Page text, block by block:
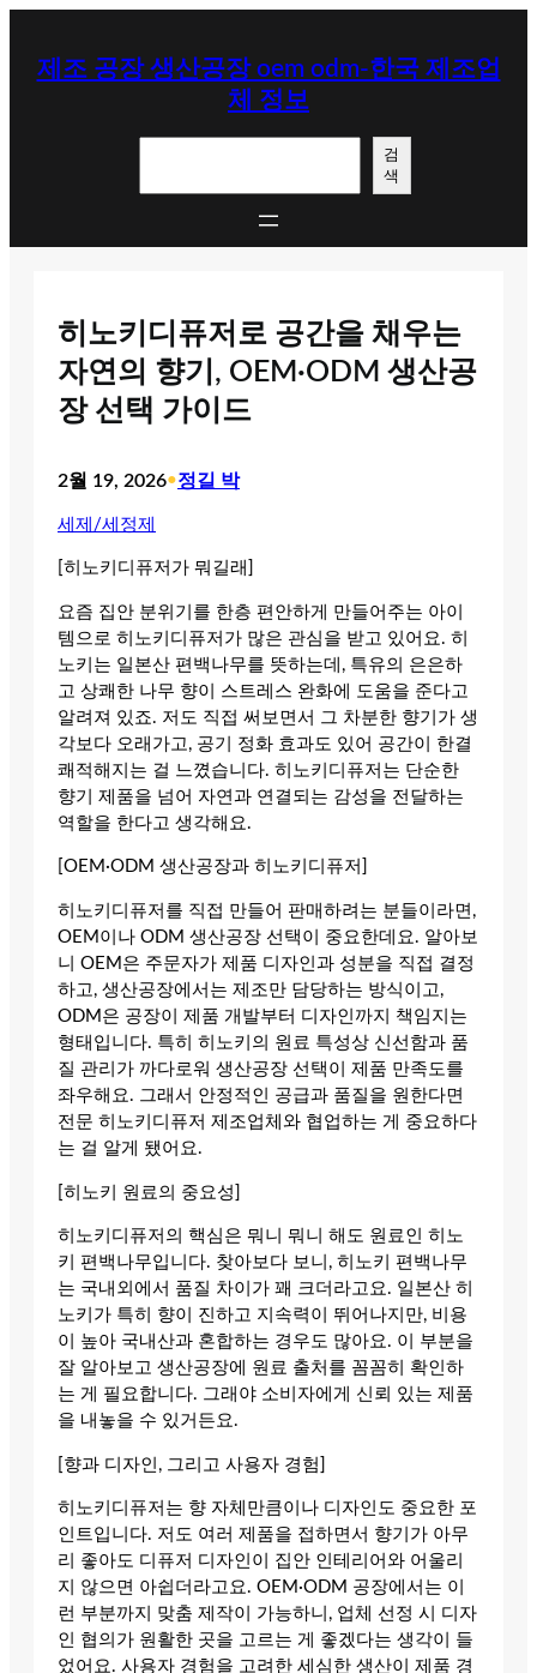
제조 공장 생산공장 oem odm-한국 제조업
체 정보
검
색
히노키디퓨저로 공간을 채우는
자연의 향기, OEM·ODM 생산공
장 선택 가이드
2월 19, 2026•정길 박
세제/세정제
[히노키디퓨저가 뭐길래]
요즘 집안 분위기를 한층 편안하게 만들어주는 아이
템으로 히노키디퓨저가 많은 관심을 받고 있어요. 히
노키는 일본산 편백나무를 뜻하는데, 특유의 은은하
고 상쾌한 나무 향이 스트레스 완화에 도움을 준다고
알려져 있죠. 저도 직접 써보면서 그 차분한 향기가 생
각보다 오래가고, 공기 정화 효과도 있어 공간이 한결
쾌적해지는 걸 느꼈습니다. 히노키디퓨저는 단순한
향기 제품을 넘어 자연과 연결되는 감성을 전달하는
역할을 한다고 생각해요.
[OEM·ODM 생산공장과 히노키디퓨저]
히노키디퓨저를 직접 만들어 판매하려는 분들이라면,
OEM이나 ODM 생산공장 선택이 중요한데요. 알아보
니 OEM은 주문자가 제품 디자인과 성분을 직접 결정
하고, 생산공장에서는 제조만 담당하는 방식이고,
ODM은 공장이 제품 개발부터 디자인까지 책임지는
형태입니다. 특히 히노키의 원료 특성상 신선함과 품
질 관리가 까다로워 생산공장 선택이 제품 만족도를
좌우해요. 그래서 안정적인 공급과 품질을 원한다면
전문 히노키디퓨저 제조업체와 협업하는 게 중요하다
는 걸 알게 됐어요.
[히노키 원료의 중요성]
히노키디퓨저의 핵심은 뭐니 뭐니 해도 원료인 히노
키 편백나무입니다. 찾아보다 보니, 히노키 편백나무
는 국내외에서 품질 차이가 꽤 크더라고요. 일본산 히
노키가 특히 향이 진하고 지속력이 뛰어나지만, 비용
이 높아 국내산과 혼합하는 경우도 많아요. 이 부분을
잘 알아보고 생산공장에 원료 출처를 꼼꼼히 확인하
는 게 필요합니다. 그래야 소비자에게 신뢰 있는 제품
을 내놓을 수 있거든요.
[향과 디자인, 그리고 사용자 경험]
히노키디퓨저는 향 자체만큼이나 디자인도 중요한 포
인트입니다. 저도 여러 제품을 접하면서 향기가 아무
리 좋아도 디퓨저 디자인이 집안 인테리어와 어울리
지 않으면 아쉽더라고요. OEM·ODM 공장에서는 이
런 부분까지 맞춤 제작이 가능하니, 업체 선정 시 디자
인 협의가 원활한 곳을 고르는 게 좋겠다는 생각이 들
었어요. 사용자 경험을 고려한 세심한 생산이 제품 경